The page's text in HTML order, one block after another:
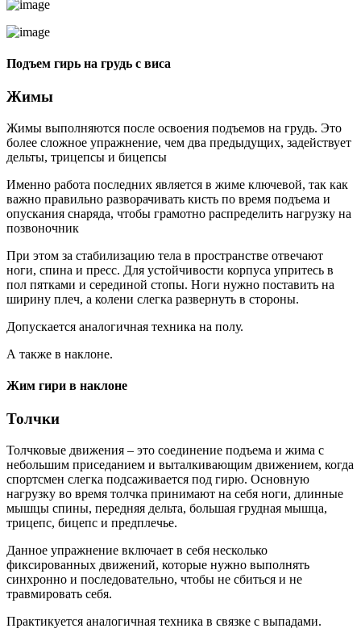
Подъем гирь на грудь с виса
Жимы
Жимы выполняются после освоения подъемов на грудь. Это
более сложное упражнение, чем два предыдущих, задействует
дельты, трицепсы и бицепсы
Именно работа последних является в жиме ключевой, так как
важно правильно разворачивать кисть по время подъема и
опускания снаряда, чтобы грамотно распределить нагрузку на
позвоночник
При этом за стабилизацию тела в пространстве отвечают
ноги, спина и пресс. Для устойчивости корпуса упритесь в
пол пятками и серединой стопы. Ноги нужно поставить на
ширину плеч, а колени слегка развернуть в стороны.
Допускается аналогичная техника на полу.
А также в наклоне.
Жим гири в наклоне
Толчки
Толчковые движения – это соединение подъема и жима с
небольшим приседанием и выталкивающим движением, когда
спортсмен слегка подсаживается под гирю. Основную
нагрузку во время толчка принимают на себя ноги, длинные
мышцы спины, передняя дельта, боль­шая груд­ная мыш­ца,
трицепс, бицепс и предплечье.
Данное упражнение включает в себя несколько
фиксированных движений, которые нужно выполнять
синхронно и последовательно, чтобы не сбиться и не
травмировать себя.
Практикуется аналогичная техника в связке с выпадами.